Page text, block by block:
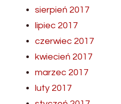
sierpień 2017
lipiec 2017
czerwiec 2017
kwiecień 2017
marzec 2017
luty 2017